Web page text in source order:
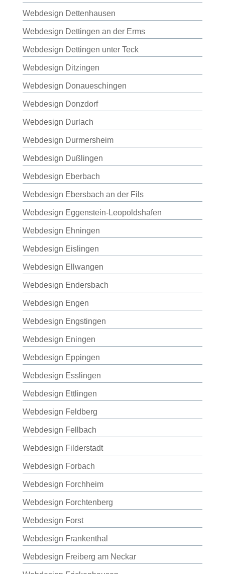
Webdesign Dettenhausen
Webdesign Dettingen an der Erms
Webdesign Dettingen unter Teck
Webdesign Ditzingen
Webdesign Donaueschingen
Webdesign Donzdorf
Webdesign Durlach
Webdesign Durmersheim
Webdesign Dußlingen
Webdesign Eberbach
Webdesign Ebersbach an der Fils
Webdesign Eggenstein-Leopoldshafen
Webdesign Ehningen
Webdesign Eislingen
Webdesign Ellwangen
Webdesign Endersbach
Webdesign Engen
Webdesign Engstingen
Webdesign Eningen
Webdesign Eppingen
Webdesign Esslingen
Webdesign Ettlingen
Webdesign Feldberg
Webdesign Fellbach
Webdesign Filderstadt
Webdesign Forbach
Webdesign Forchheim
Webdesign Forchtenberg
Webdesign Forst
Webdesign Frankenthal
Webdesign Freiberg am Neckar